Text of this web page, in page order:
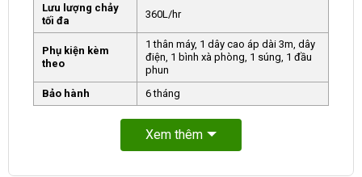
Lưu lượng chảy
tối đa
360L/hr
Phụ kiện kèm
theo
1 thân máy, 1 dây cao áp dài 3m, dây
điện, 1 bình xà phòng, 1 súng, 1 đầu
phun
Bảo hành
6 tháng
Xem thêm